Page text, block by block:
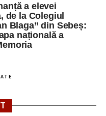
a elevei
de la Colegiul
Blaga” din Sebeș:
națională a